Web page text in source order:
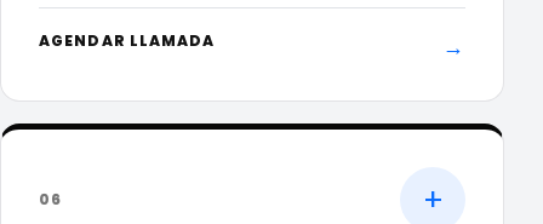
AGENDAR LLAMADA →
06 +